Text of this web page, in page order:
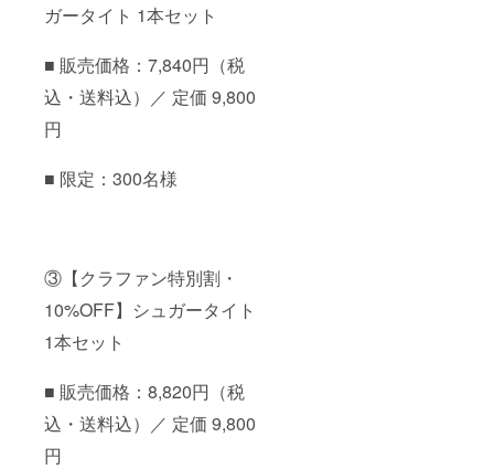
ガータイト 1本セット
■ 販売価格：7,840円（税
込・送料込）／ 定価 9,800
円
■ 限定：300名様
③【クラファン特別割・
10%OFF】シュガータイト
1本セット
■ 販売価格：8,820円（税
込・送料込）／ 定価 9,800
円